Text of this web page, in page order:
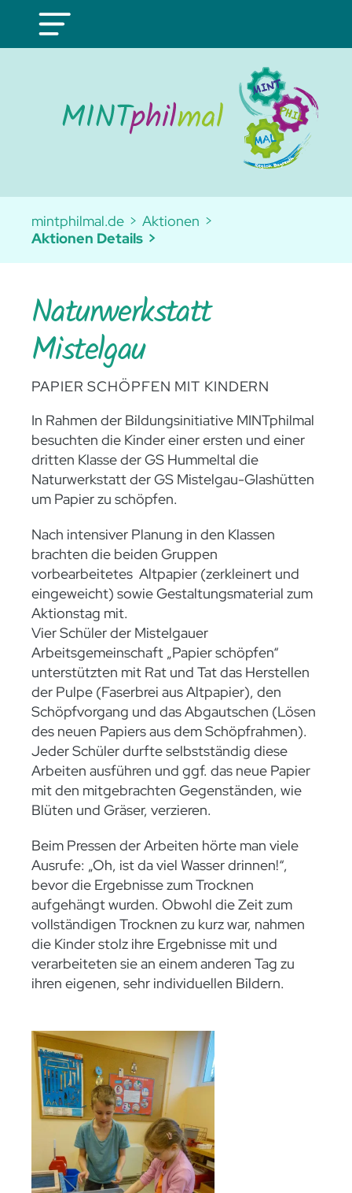
mintphilmal.de
Aktionen
Aktionen Details
Natur­werkstatt
Mistelgau
PAPIER SCHÖPFEN MIT KINDERN
In Rahmen der Bildungsinitiative MINTphilmal
besuchten die Kinder einer ersten und einer
dritten Klasse der GS Hummeltal die
Naturwerkstatt der GS Mistelgau-Glashütten
um Papier zu schöpfen.
Nach intensiver Planung in den Klassen
brachten die beiden Gruppen
vorbearbeitetes Altpapier (zerkleinert und
eingeweicht) sowie Gestaltungsmaterial zum
Aktionstag mit.
Vier Schüler der Mistelgauer
Arbeitsgemeinschaft „Papier schöpfen“
unterstützten mit Rat und Tat das Herstellen
der Pulpe (Faserbrei aus Altpapier), den
Schöpfvorgang und das Abgautschen (Lösen
des neuen Papiers aus dem Schöpfrahmen).
Jeder Schüler durfte selbstständig diese
Arbeiten ausführen und ggf. das neue Papier
mit den mitgebrachten Gegenständen, wie
Blüten und Gräser, verzieren.
Beim Pressen der Arbeiten hörte man viele
Ausrufe: „Oh, ist da viel Wasser drinnen!“,
bevor die Ergebnisse zum Trocknen
aufgehängt wurden. Obwohl die Zeit zum
vollständigen Trocknen zu kurz war, nahmen
die Kinder stolz ihre Ergebnisse mit und
verarbeiteten sie an einem anderen Tag zu
ihren eigenen, sehr individuellen Bildern.